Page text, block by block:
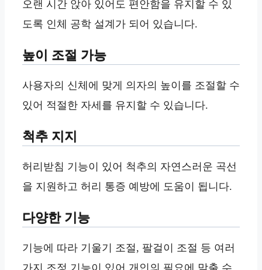
오랜 시간 앉아 있어도 편안함을 유지할 수 있
도록 인체 공학 설계가 되어 있습니다.
높이 조절 가능
사용자의 신체에 맞게 의자의 높이를 조절할 수
있어 적절한 자세를 유지할 수 있습니다.
척추 지지
허리받침 기능이 있어 척추의 자연스러운 곡선
을 지원하고 허리 통증 예방에 도움이 됩니다.
다양한 기능
기능에 따라 기울기 조절, 팔걸이 조절 등 여러
가지 조정 기능이 있어 개인의 필요에 맞출 수